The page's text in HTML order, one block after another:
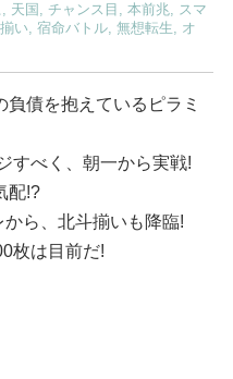
, 天国 , チャンス目 , 本前兆, スマ
い, 宿命バトル, 無想転生, オ
負債を抱えているピラミ
すべく、朝一から実戦!
配!?
ら、北斗揃いも降臨!
枚は目前だ!